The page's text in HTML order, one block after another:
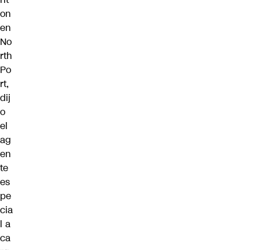
on
en
No
rth
Po
rt,
dij
o
el
ag
en
te
es
pe
cia
l a
ca